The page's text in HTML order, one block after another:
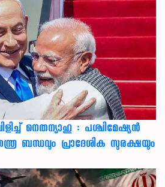
നെതന്യാഹു : പശ്ചിമേഷ്യൻ
ബന്ധവും പ്രാദേശിക സുരക്ഷയും